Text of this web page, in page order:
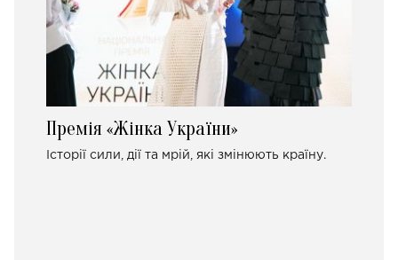
Премія «Жінка України»
Історії сили, дії та мрій, які змінюють країну.